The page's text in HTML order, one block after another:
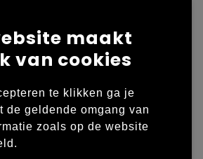
tassen
maakt
van cookies
te klikken ga je
de geldende omgang van
zoals op de website